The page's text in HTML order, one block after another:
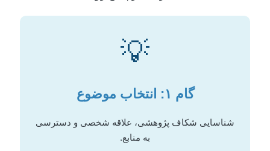
💡
گام ۱: انتخاب موضوع
شناسایی شکاف پژوهشی، علاقه شخصی و دسترسی
به منابع.